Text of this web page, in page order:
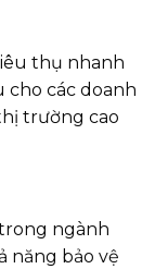
thụ nhanh
cho các doanh
trường cao
ngành
năng bảo vệ